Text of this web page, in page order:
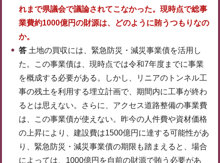
れまで県議会で議論されてこなかった。現時点で総事
業費約1000億円の財源は、どのように賄うつもりなの
か。
答 土地の買収には、緊急防災・減災事業債を活用し
た。この事業債は、現時点では令和7年度までに事業
を概成する必要がある。しかし、リニアのトンネル工
事の残土を利用する埋立計画で、期間内に工事が終わ
るとは思えない。さらに、アクセス道路整備の事業費
は、この事業債が使えない。昨今の人件費や資材価格
の上昇により、建設費は1500億円に達する可能性があ
り、緊急防災・減災事業債の期限も踏まえると、場合
によっては、1000億円を自前の財源で賄う必要があ